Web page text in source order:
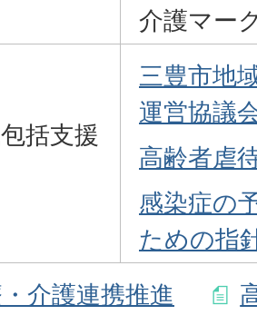
介護マー
括支援
三豊市地
運営協議
高齢者虐
感染症の
ための指
介護連携推進